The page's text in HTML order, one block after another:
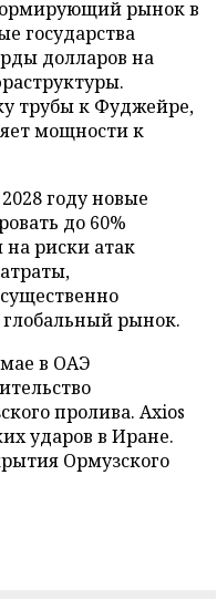
рынок в
государства
долларов на
трубы к Фуджейре,
мощности к
году новые
до 60%
риски атак
рынок.
в ОАЭ
пролива. Axios
ударов в Иране.
Ормузского